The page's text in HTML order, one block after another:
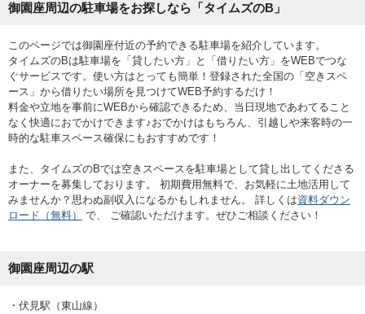
御園座周辺の駐車場をお探しなら「タイムズのB」
このページでは御園座付近の予約できる駐車場を紹介しています。
タイムズのBは駐車場を「貸したい方」と「借りたい方」をWEBでつな
ぐサービスです。使い方はとっても簡単！登録された全国の「空きスペ
ース」から借りたい場所を見つけてWEB予約するだけ！
料金や立地を事前にWEBから確認できるため、当日現地であわてること
なく快適におでかけできます♪おでかけはもちろん、引越しや来客時の一
時的な駐車スペース確保にもおすすめです！
また、タイムズのBでは空きスペースを駐車場として貸し出してくださる
オーナーを募集しております。 初期費用無料で、お気軽に土地活用して
みませんか？思わぬ副収入になるかもしれません。 詳しくは資料ダウン
ロード（無料）
で、 ご確認いただけます。ぜひご相談ください！
御園座周辺の駅
・ 伏見駅（東山線）